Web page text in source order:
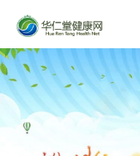
首 页
走进华仁堂